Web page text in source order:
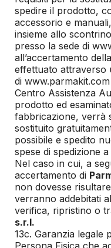
spedire il prodotto,
accessorio e
insieme allo
presso la sede di
all’accertamento
effettuato attraverso
di
Centro Assistenza
prodotto ed
fabbricazione, verrà
sostituito
possibile e spedito
spese di spedizione
Nel caso in cui, a
accertamento di
non dovesse
verranno addebitati
verifica, ripristino o
s.r.l.
13c. Garanzia legale
Persona Fisica che